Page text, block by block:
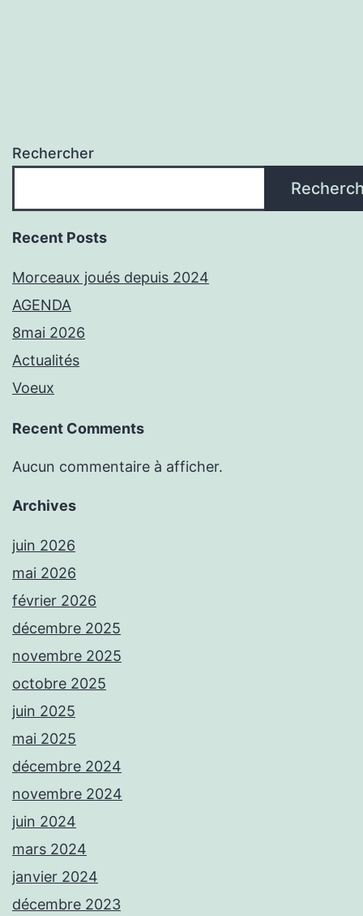
Rechercher
Recent Posts
Morceaux joués depuis 2024
AGENDA
8mai 2026
Actualités
Voeux
Recent Comments
Aucun commentaire à afficher.
Archives
juin 2026
mai 2026
février 2026
décembre 2025
novembre 2025
octobre 2025
juin 2025
mai 2025
décembre 2024
novembre 2024
juin 2024
mars 2024
janvier 2024
décembre 2023